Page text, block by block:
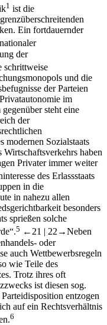
1 ist die
Ein fortdauernder
der
schrittweise
und die
der Parteien
im
steht eine
der
modernen Sozialstaats
haben
Privater immer weiter
des Erlassstaats
in die
in nahezu allen
besonders
sprießen solche
5 ←21 | 22→Neben
oder
auch Wettbewerbsregeln
wie Teile des
Trotz ihres oft
ist diesen sog.
entzogen
auf ein Rechtsverhältnis
6